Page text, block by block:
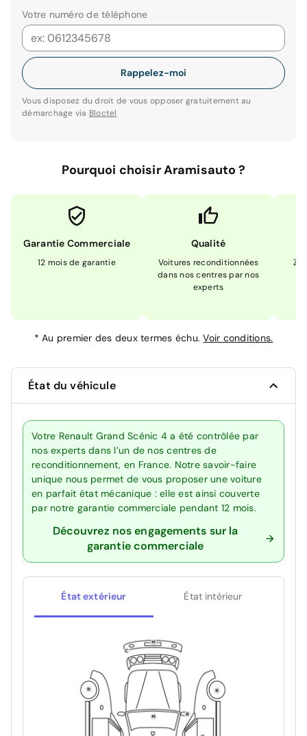
Votre numéro de téléphone
Rappelez-moi
Vous disposez du droit de vous opposer gratuitement au
démarchage via Bloctel
Pourquoi choisir Aramisauto ?
Garantie Commerciale
12 mois de garantie
Qualité
Voitures reconditionnées
dans nos centres par nos
experts
*Au premier des deux termes échu.Voir conditions.
État du véhicule
Votre Renault Grand Scénic 4 a été contrôlée par
nos experts dans l’un de nos centres de
reconditionnement, en France. Notre savoir-faire
unique nous permet de vous proposer une voiture
en parfait état mécanique : elle est ainsi couverte
par notre garantie commerciale pendant 12 mois.
Découvrez nos engagements sur la
garantie commerciale
État extérieur État intérieur